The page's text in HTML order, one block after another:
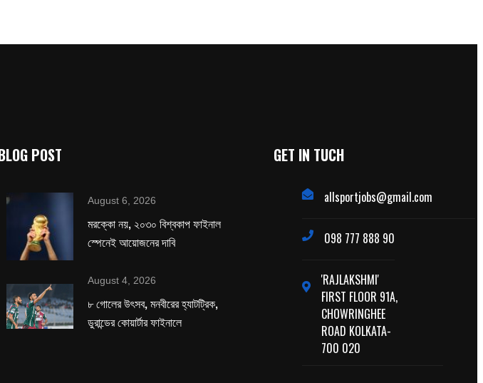
POST
August 6, 2026
মরক্কো নয়, ২০৩০ বিশ্বকাপ ফাইনাল
স্পেনেই আয়োজনের দাবি
August 4, 2026
৮ গোলের উৎসব, মনবীরের হ্যাটট্রিক,
ডুরান্ডের কোয়ার্টার ফাইনালে
GET IN TUCH
allsportjobs@gmail.com
098 777 888 90
'RAJLAKSHMI'
FIRST FLOOR 91A,
CHOWRINGHEE
ROAD KOLKATA-
700 020